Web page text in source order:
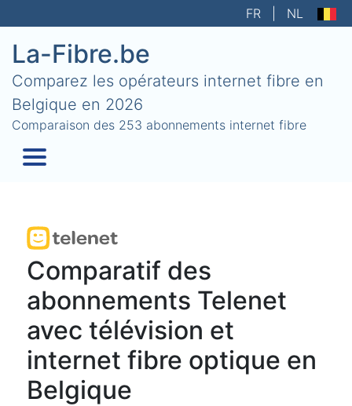
FR NL
La-Fibre.be
Comparez les opérateurs internet fibre en
Belgique en 2026
Comparaison des 253 abonnements internet fibre
Comparatif des
abonnements Telenet
avec télévision et
internet fibre optique en
Belgique